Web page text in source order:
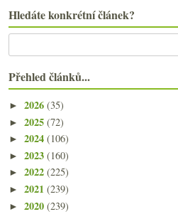
Hledáte konkrétní článek?
Přehled článků...
► 2026 (35)
► 2025 (72)
► 2024 (106)
► 2023 (160)
► 2022 (225)
► 2021 (239)
► 2020 (239)